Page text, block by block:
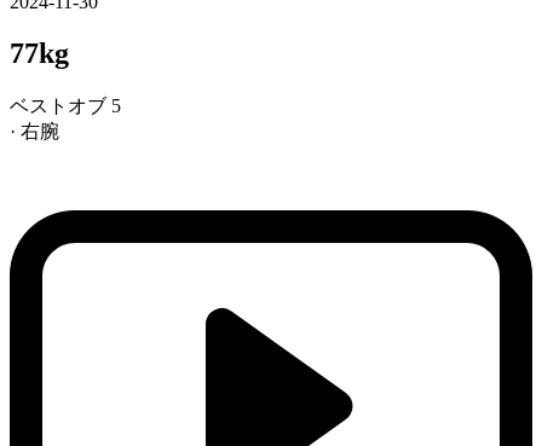
77kg
ベストオブ 5
· 右腕